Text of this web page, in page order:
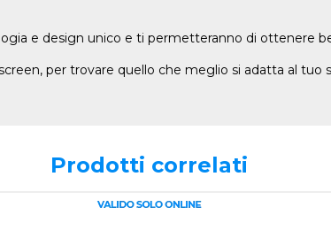
e design unico e ti permetteranno di ottenere
per trovare quello che meglio si adatta al tuo
Prodotti correlati